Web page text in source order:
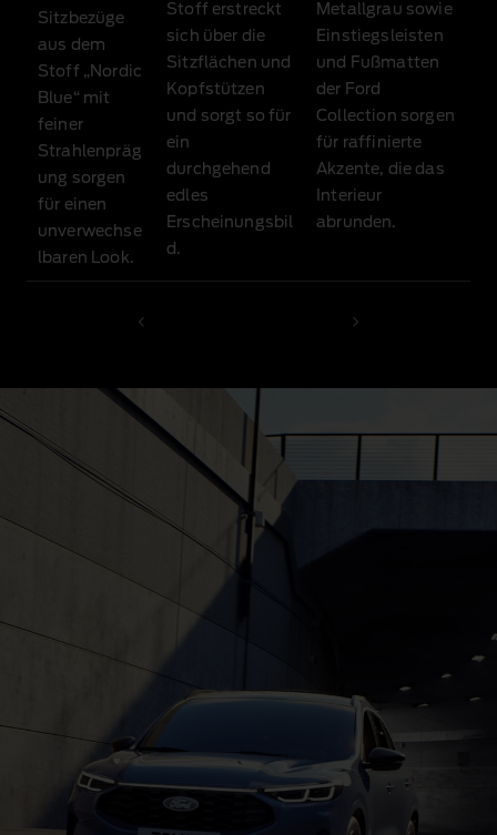
Sitzbezüge
aus dem
Stoff „Nordic
Blue“ mit
feiner
Strahlenpräg
ung sorgen
für einen
unverwechse
lbaren Look.
Stoff erstreckt
sich über die
Sitzflächen und
Kopfstützen
und sorgt so für
ein
durchgehend
edles
Erscheinungsbil
d.
Metallgrau sowie
Einstiegsleisten
und Fußmatten
der Ford
Collection sorgen
für raffinierte
Akzente, die das
Interieur
abrunden.